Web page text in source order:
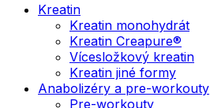
Kreatin
Kreatin monohydrát
Kreatin Creapure®
Vícesložkový kreatin
Kreatin jiné formy
Anabolizéry a pre-workouty
Pre-workouty